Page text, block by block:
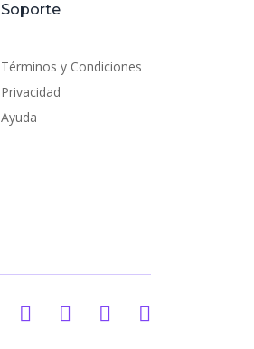
Soporte
Términos y Condiciones
Privacidad
Ayuda